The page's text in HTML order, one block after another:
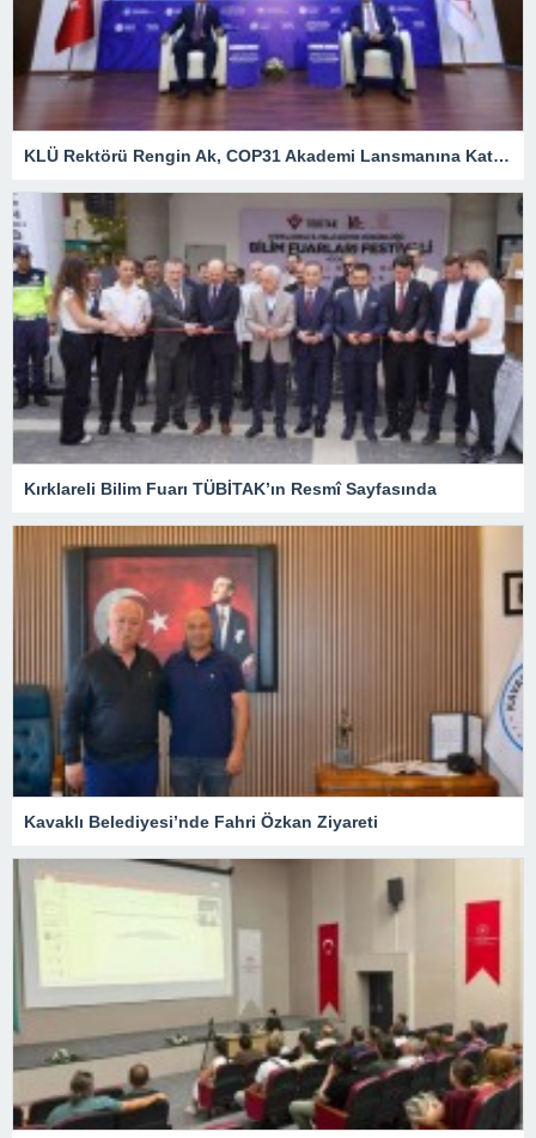
KLÜ Rektörü Rengin Ak, COP31 Akademi Lansmanına Katıldı
Kırklareli Bilim Fuarı TÜBİTAK’ın Resmî Sayfasında
Kavaklı Belediyesi’nde Fahri Özkan Ziyareti